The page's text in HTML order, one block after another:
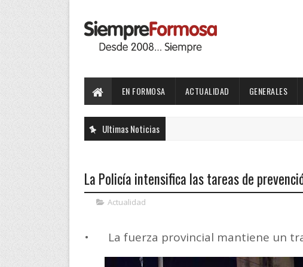
EN FORMOSA ACTUALIDAD GENERALES
Ultimas Noticias
La Policía intensifica las tareas de
Actualidad
• La fuerza provincial mantiene un